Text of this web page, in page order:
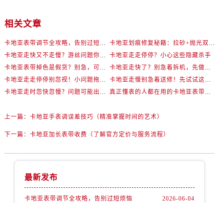
相关文章
卡地亚表带调节全攻略，告别过短烦恼
卡地亚划痕修复秘籍：拉砂+抛光双工艺还原如新
卡地亚走快又不走慢？游丝问题你了解多少？
卡地亚走走停停？小心这些隐藏杀手
卡地亚表带掉色是假货？别急，可能是这些日常习惯惹的祸
卡地亚走快了？别急着拆机，先做这一步
卡地亚走走停停别忽视！小问题拖成大修很烧钱
卡地亚走慢别急着送修！先试试这些方法
卡地亚走时忽快忽慢？问题可能出在你睡觉时！
真正懂表的人都在用的卡地亚表带调节技巧
上一篇： 卡地亚手表调误差技巧（精准掌握时间的艺术）
下一篇： 卡地亚加长表带收费（了解官方定价与服务流程）
最新发布
卡地亚表带调节全攻略，告别过短烦恼 2026-06-04